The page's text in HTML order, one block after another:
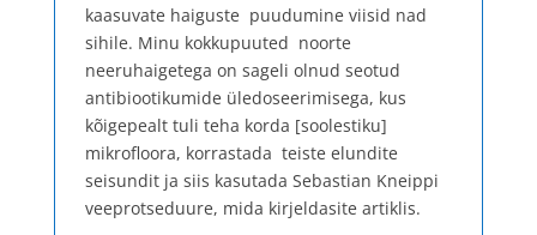
kaasuvate haiguste puudumine viisid nad
sihile. Minu kokkupuuted noorte
neeruhaigetega on sageli olnud seotud
antibiootikumide üledoseerimisega, kus
kõigepealt tuli teha korda [soolestiku]
mikrofloora, korrastada teiste elundite
seisundit ja siis kasutada Sebastian Kneippi
veeprotseduure, mida kirjeldasite artiklis.